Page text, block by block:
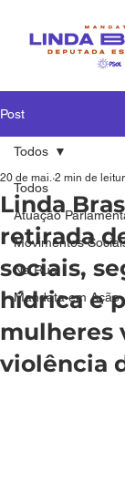
Post
Todos
Atuação
Movimentos
Na Rua
Mandata em Ação
Todos
Linda
retirada
sociais,
hídrica e
mulheres
violência
20 de mai. 2 min de